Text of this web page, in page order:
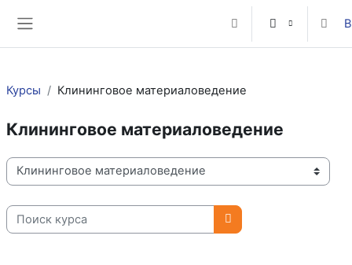
Изменить данные
Курсы Клининговое материаловедение
Клининговое материаловедение
Категории курсов
Поиск курса
Поиск курса